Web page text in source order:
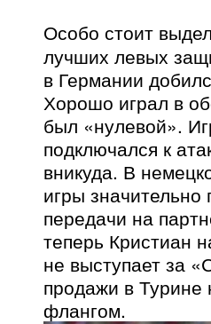
Особо стоит
лучших левых
в Германии
Хорошо играл в
был «нулевой».
подключался к
вникуда. В
игры
передачи на
теперь Кристиан
не выступает за
продажи в
флангом.